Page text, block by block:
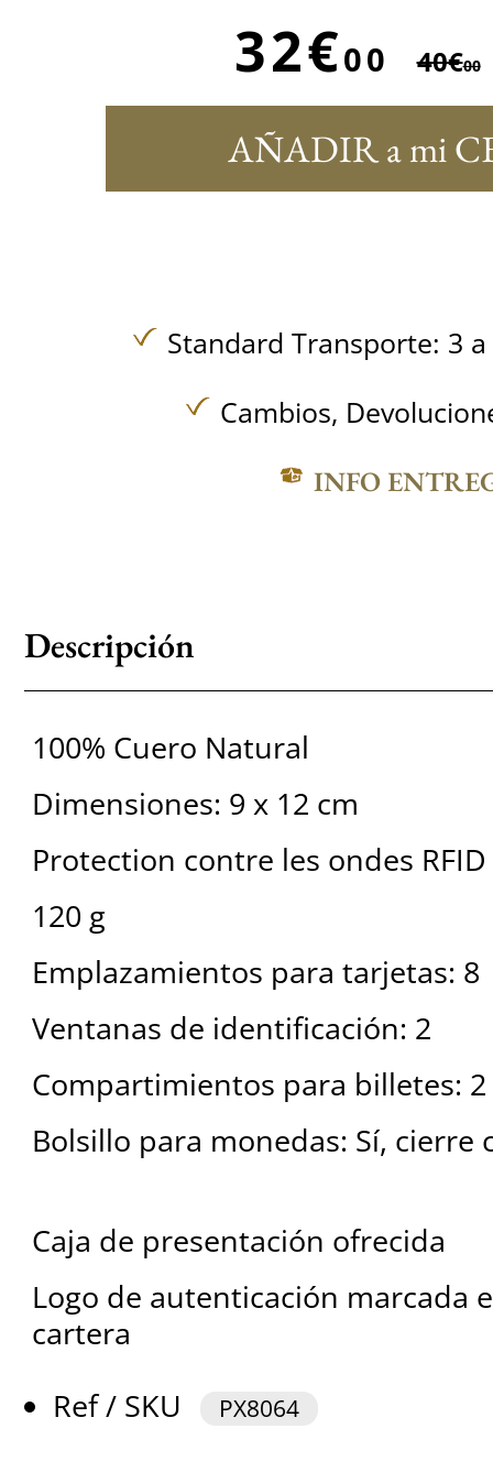
32€00 40€00
AÑADIR a mi
Standard Transporte: 3
Cambios,
INFO
Descripción
100% Cuero Natural
Dimensiones: 9 x 12 cm
Protection contre les ondes RFID
120 g
Emplazamientos para tarjetas: 8
Ventanas de identificación: 2
Compartimientos para billetes: 2
Bolsillo para monedas: Sí, cierre
Caja de presentación ofrecida
Logo de autenticación marcada
cartera
Ref / SKU
PX8064